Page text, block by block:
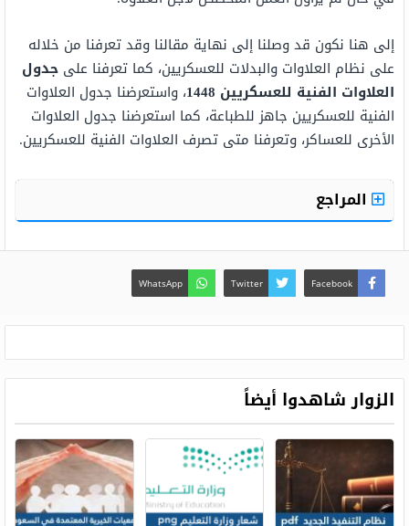
إلى هنا نكون قد وصلنا إلى نهاية مقالنا وقد تعرفنا من خلاله
على نظام العلاوات والبدلات للعسكريين، كما تعرفنا على جدول
العلاوات الفنية للعسكريين 1448
، واستعرضنا جدول العلاوات
الفنية للعسكريين جاهز للطباعة، كما استعرضنا جدول العلاوات
الأخرى للعساكر، وتعرفنا متى تصرف العلاوات الفنية للعسكريين.
المراجع
Facebook
Twitter
WhatsApp
الزوار شاهدوا أيضاً